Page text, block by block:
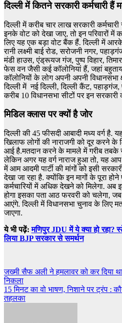
दिल्ली में कितने सरकारी कर्मचारी हैं
दिल्ली में करीब चार लाख सरकारी
इनके वोट को देखा जाए, तो इन परिवारों में
लिए यह एक बड़ा वोट बैंक हैं. दिल्ली में आरके
रानी लक्ष्मी बाई रोड, सरोजनी नगर,
मंडी हाउस, एंड्रूयज गंज, पुष्प विहार,
फेस वन जैसी कई कॉलोनियां हैं, जहां
कॉलोनियों के लोग अपनी अपनी विधानसभा
दिल्ली में नई दिल्ली, दिल्ली कैंट,
करीब 10 विधानसभा सीटों पर इन सरकारी
मिडिल क्लास पर क्यों है जोर
दिल्ली की 45 फीसदी आबादी मध्य वर्ग है.
खिलाफ लोगों की नाराजगी को दूर करने के
आई है.मतदान करने के मामले में गरीब तबके
लेकिन अगर यह वर्ग नाराज हुआ तो, यह
में आम आदमी पार्टी की मांगों को इसी
देखा जा रहा है. क्योंकि इन मागों के पूरा
कर्मचारियों में अधिक देखने को मिलेगा.
होगा इसका पता आठ फरवरी को चलेगा,
आएंगे. दिल्ली में विधानसभा चुनाव के लिए
जाएगा.
ये भी पढ़ें:मणिपुर JDU में ये क्या हो रहा?
लिया BJP सरकार से समर्थन
Post
navigation
जख्मी सैफ अली ने हमलावर को कर दिया
निकला
15 मिनट का वो भाषण, निशाने पर ट्रंप :
तहलका